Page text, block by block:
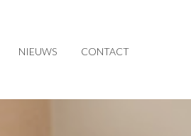
NIEUWS CONTACT